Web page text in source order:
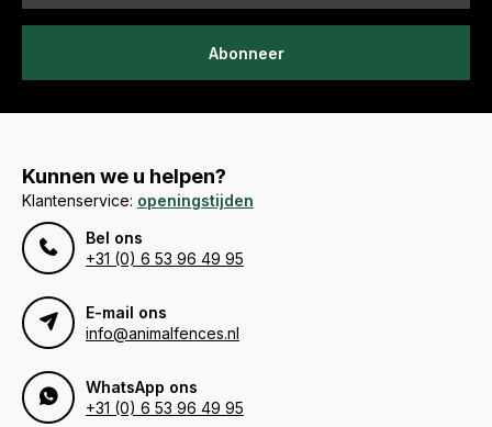
Abonneer
Kunnen we u helpen?
Klantenservice: openingstijden
Bel ons
+31 (0) 6 53 96 49 95
E-mail ons
info@animalfences.nl
WhatsApp ons
+31 (0) 6 53 96 49 95